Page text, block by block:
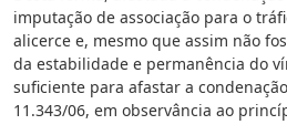
imputação de associação para o
alicerce e, mesmo que assim não
da estabilidade e permanência do
suficiente para afastar a
11.343/06, em observância ao